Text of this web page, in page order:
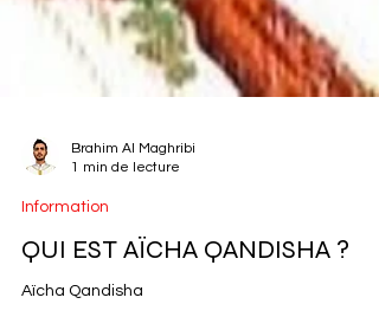
Brahim Al Maghribi
Information